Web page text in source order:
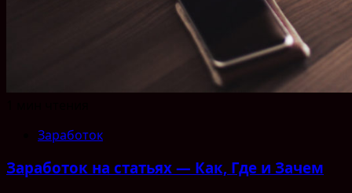
Заработок
Заработок на статьях — Как, Где и Зачем